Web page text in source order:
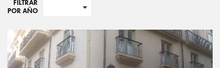
FILTRAR
POR AÑO